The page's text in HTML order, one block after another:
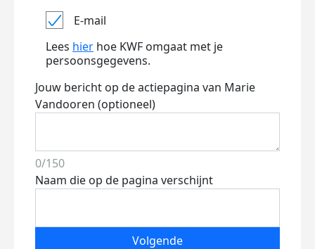
E-mail
Lees hier hoe KWF omgaat met je
persoonsgegevens.
Jouw bericht op de actiepagina van Marie
Vandooren (optioneel)
0/150
Naam die op de pagina verschijnt
Volgende